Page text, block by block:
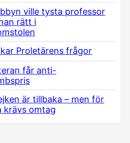
ville tysta professor
rätt i
Proletärens frågor
får anti-
är tillbaka – men för
krävs omtag